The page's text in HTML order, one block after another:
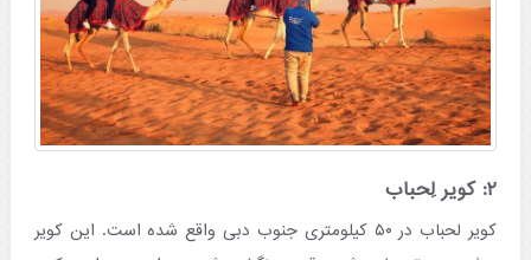
۲: کویر لِحباب
کویر لحباب در ۵۰ کیلومتری جنوب دبی واقع شده است. این کویر